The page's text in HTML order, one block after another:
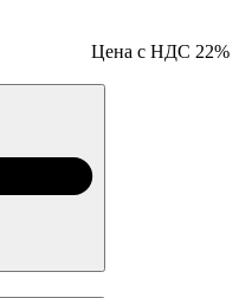
Цена с НДС 22%